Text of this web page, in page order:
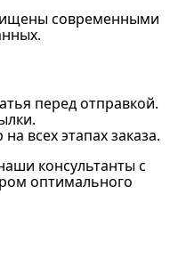
современными
перед отправкой.
всех этапах заказа.
консультанты с
оптимального